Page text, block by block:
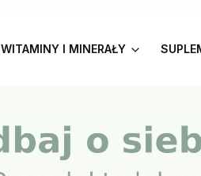
WITAMINY I MINERAŁY